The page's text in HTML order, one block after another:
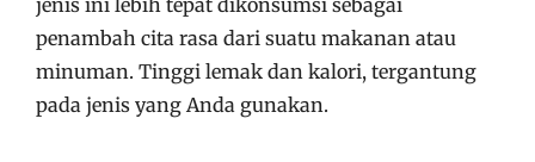
penambah cita rasa dari suatu makanan atau
minuman. Tinggi lemak dan kalori, tergantung
pada jenis yang Anda gunakan.